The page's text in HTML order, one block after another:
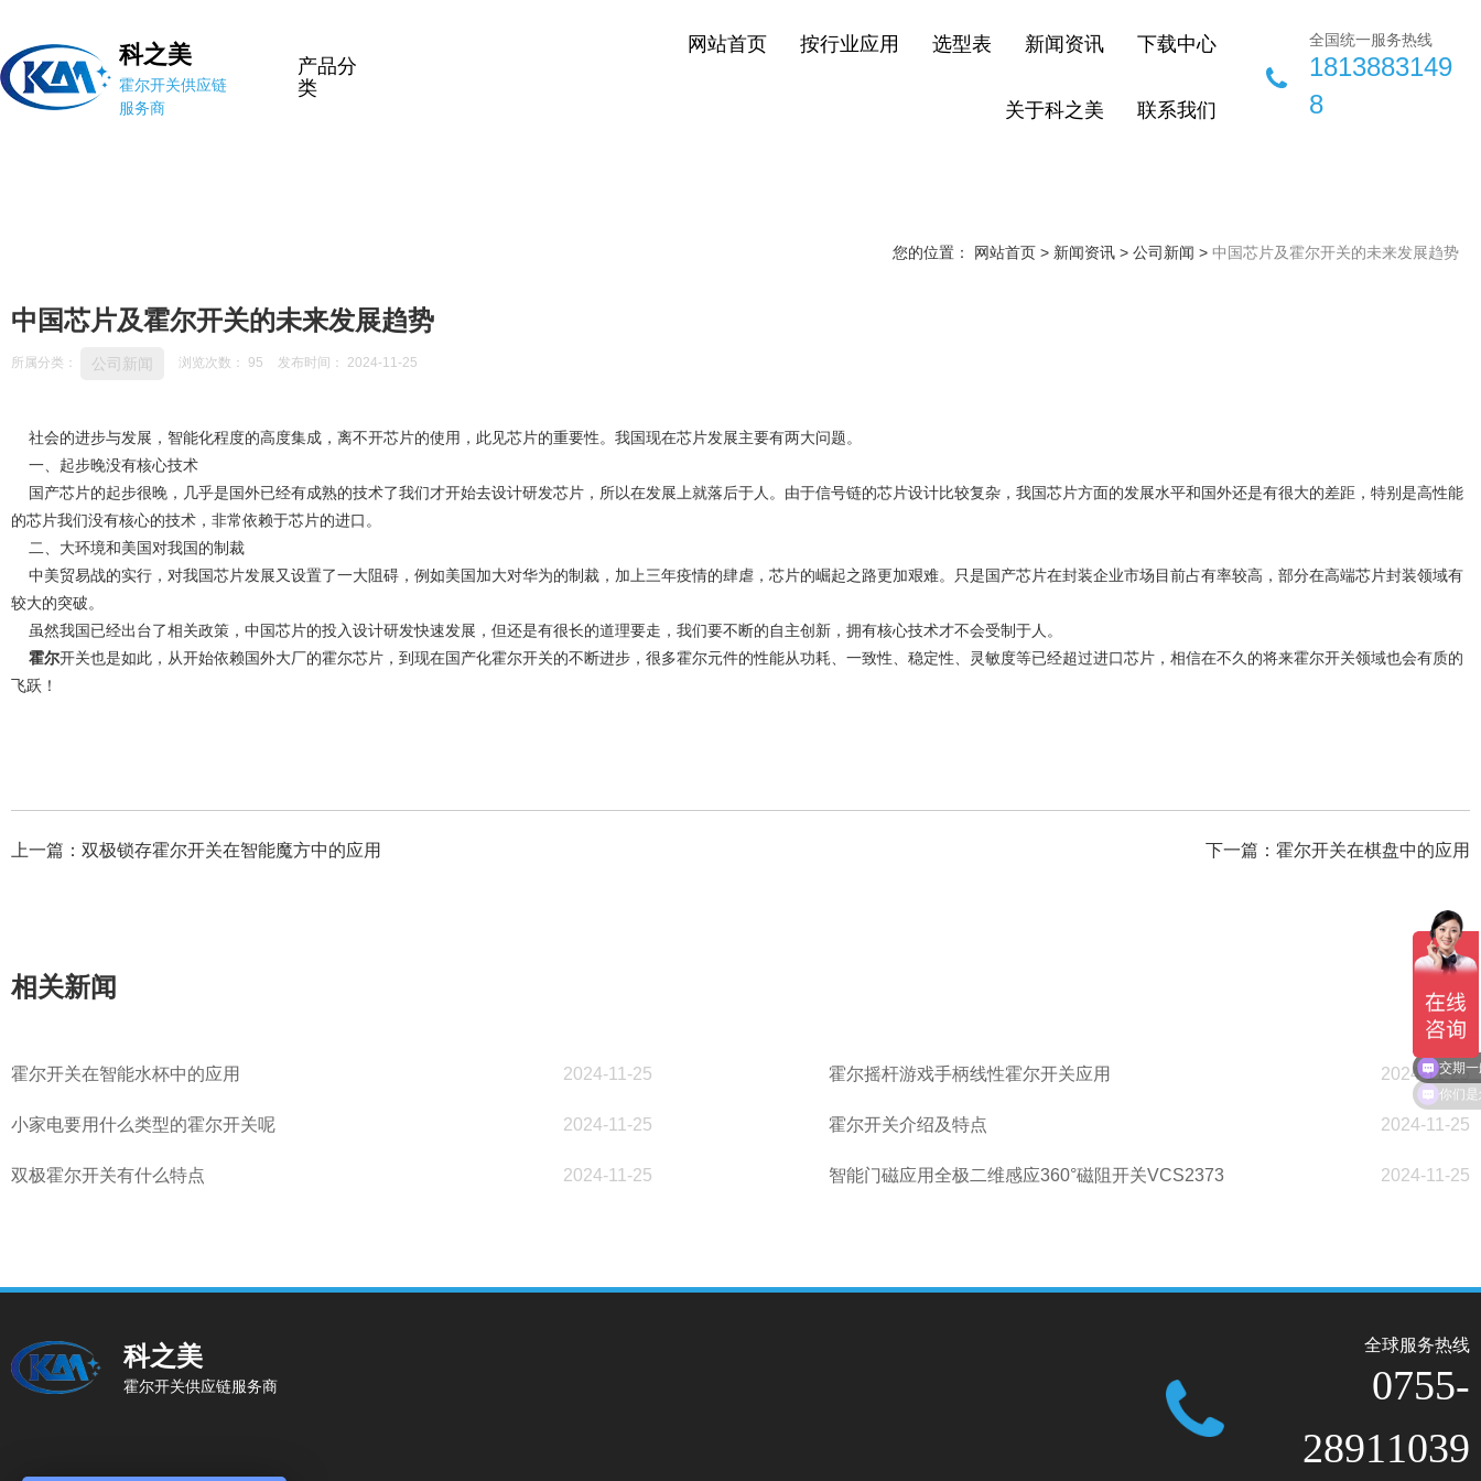
科之美
霍尔开关供应链
服务商
产品分
类
网站首页 按行业应用 选型表 新闻资讯 下载中心
关于科之美 联系我们
全国统一服务热线
1813883149
8
您的位置： 网站首页 > 新闻资讯 > 公司新闻 > 中国芯片及霍尔开关的未来发展趋势
中国芯片及霍尔开关的未来发展趋势
所属分类： 公司新闻 浏览次数： 95 发布时间： 2024-11-25
社会的进步与发展，智能化程度的高度集成，离不开芯片的使用，此见芯片的重要性。我国现在芯片发展主要有两大问题。
一、起步晚没有核心技术
国产芯片的起步很晚，几乎是国外已经有成熟的技术了我们才开始去设计研发芯片，所以在发展上就落后于人。由于信号链的芯片设计比较复杂，我国芯片方面的发展水平和国外还是有很大的差距，特别是高性能
的芯片我们没有核心的技术，非常依赖于芯片的进口。
二、大环境和美国对我国的制裁
中美贸易战的实行，对我国芯片发展又设置了一大阻碍，例如美国加大对华为的制裁，加上三年疫情的肆虐，芯片的崛起之路更加艰难。只是国产芯片在封装企业市场目前占有率较高，部分在高端芯片封装领域有
较大的突破。
虽然我国已经出台了相关政策，中国芯片的投入设计研发快速发展，但还是有很长的道理要走，我们要不断的自主创新，拥有核心技术才不会受制于人。
霍尔开关也是如此，从开始依赖国外大厂的霍尔芯片，到现在国产化霍尔开关的不断进步，很多霍尔元件的性能从功耗、一致性、稳定性、灵敏度等已经超过进口芯片，相信在不久的将来霍尔开关领域也会有质的
飞跃！
上一篇： 双极锁存霍尔开关在智能魔方中的应用 下一篇： 霍尔开关在棋盘中的应用
相关新闻
2024-11-25
霍尔开关在智能水杯中的应用 2024-11-25
霍尔摇杆游戏手柄线性霍尔开关应用
2024-11-25
小家电要用什么类型的霍尔开关呢 2024-11-25
霍尔开关介绍及特点
2024-11-25
双极霍尔开关有什么特点 2024-11-25
智能门磁应用全极二维感应360°磁阻开关VCS2373
科之美
霍尔开关供应链服务商
全球服务热线
0755-
28911039
你们
交期